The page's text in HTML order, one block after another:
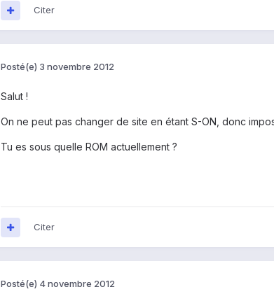
Citer
Posté(e) 3 novembre 2012
Salut !
On ne peut pas changer de site en étant S-ON, donc
Tu es sous quelle ROM actuellement ?
Citer
Posté(e) 4 novembre 2012